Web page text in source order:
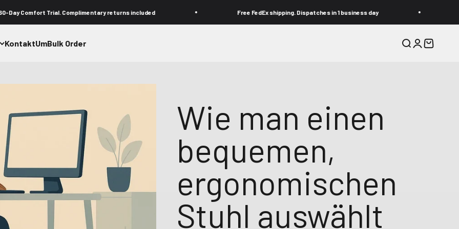
returns included Free FedEx shipping. Dispatches in 1 business day Backed by a 5-Year
KontaktUmBulk Order SucheAnmelden
Warenkorb
Wie man einen
bequemen,
ergonomischen
Stuhl auswählt